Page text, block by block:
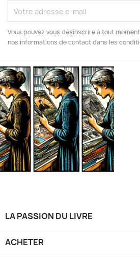
Vous pouvez vous désinscrire à tout
nos informations de contact dans les
LA PASSION DU LIVRE
ACHETER